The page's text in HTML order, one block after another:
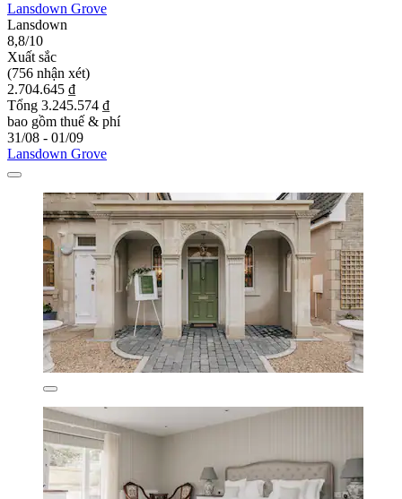
Lansdown Grove
Lansdown
8,8/10
Xuất sắc
(756 nhận xét)
2.704.645 ₫
Tổng 3.245.574 ₫
bao gồm thuế & phí
31/08 - 01/09
Lansdown Grove